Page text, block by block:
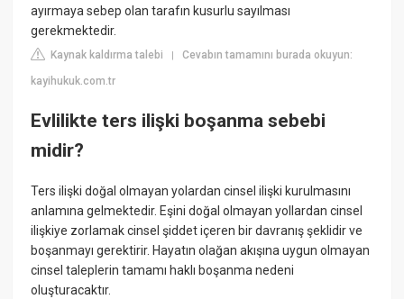
ayırmaya sebep olan tarafın kusurlu sayılması
gerekmektedir.
Kaynak kaldırma talebi |Cevabın tamamını burada okuyun:
kayihukuk.com.tr
Evlilikte ters ilişki boşanma sebebi
midir?
Ters ilişki doğal olmayan yolardan cinsel ilişki kurulmasını
anlamına gelmektedir. Eşini doğal olmayan yollardan cinsel
ilişkiye zorlamak cinsel şiddet içeren bir davranış şeklidir ve
boşanmayı gerektirir. Hayatın olağan akışına uygun olmayan
cinsel taleplerin tamamı haklı boşanma nedeni
oluşturacaktır.